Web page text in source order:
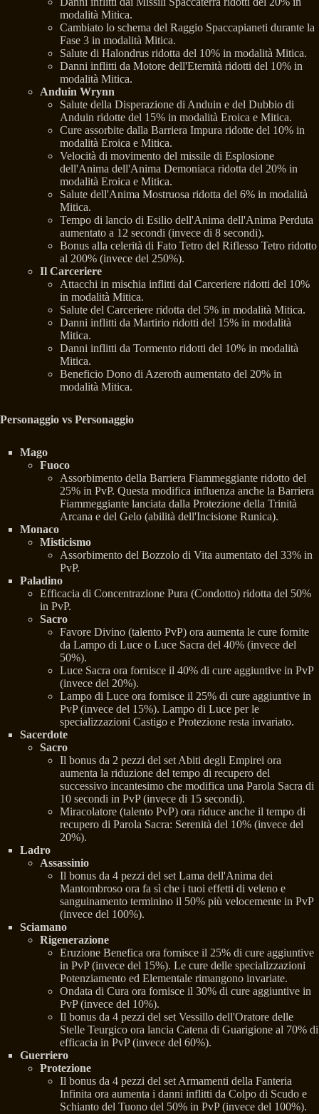
modalità Mitica.
Cambiato lo schema del Raggio Spaccapianeti durante la
Fase 3 in modalità Mitica.
Salute di Halondrus ridotta del 10% in modalità Mitica.
Danni inflitti da Motore dell'Eternità ridotti del 10% in
modalità Mitica.
Anduin Wrynn
Salute della Disperazione di Anduin e del Dubbio di
Anduin ridotte del 15% in modalità Eroica e Mitica.
Cure assorbite dalla Barriera Impura ridotte del 10% in
modalità Eroica e Mitica.
Velocità di movimento del missile di Esplosione
dell'Anima dell'Anima Demoniaca ridotta del 20% in
modalità Eroica e Mitica.
Salute dell'Anima Mostruosa ridotta del 6% in modalità
Mitica.
Tempo di lancio di Esilio dell'Anima dell'Anima Perduta
aumentato a 12 secondi (invece di 8 secondi).
Bonus alla celerità di Fato Tetro del Riflesso Tetro ridotto
al 200% (invece del 250%).
Il Carceriere
Attacchi in mischia inflitti dal Carceriere ridotti del 10%
in modalità Mitica.
Salute del Carceriere ridotta del 5% in modalità Mitica.
Danni inflitti da Martirio ridotti del 15% in modalità
Mitica.
Danni inflitti da Tormento ridotti del 10% in modalità
Mitica.
Beneficio Dono di Azeroth aumentato del 20% in
modalità Mitica.
Personaggio vs Personaggio
Mago
Fuoco
Assorbimento della Barriera Fiammeggiante ridotto del
25% in PvP. Questa modifica influenza anche la Barriera
Fiammeggiante lanciata dalla Protezione della Trinità
Arcana e del Gelo (abilità dell'Incisione Runica).
Monaco
Misticismo
Assorbimento del Bozzolo di Vita aumentato del 33% in
PvP.
Paladino
Efficacia di Concentrazione Pura (Condotto) ridotta del 50%
in PvP.
Sacro
Favore Divino (talento PvP) ora aumenta le cure fornite
da Lampo di Luce o Luce Sacra del 40% (invece del
50%).
Luce Sacra ora fornisce il 40% di cure aggiuntive in PvP
(invece del 20%).
Lampo di Luce ora fornisce il 25% di cure aggiuntive in
PvP (invece del 15%). Lampo di Luce per le
specializzazioni Castigo e Protezione resta invariato.
Sacerdote
Sacro
Il bonus da 2 pezzi del set Abiti degli Empirei ora
aumenta la riduzione del tempo di recupero del
successivo incantesimo che modifica una Parola Sacra di
10 secondi in PvP (invece di 15 secondi).
Miracolatore (talento PvP) ora riduce anche il tempo di
recupero di Parola Sacra: Serenità del 10% (invece del
20%).
Ladro
Assassinio
Il bonus da 4 pezzi del set Lama dell'Anima dei
Mantombroso ora fa sì che i tuoi effetti di veleno e
sanguinamento terminino il 50% più velocemente in PvP
(invece del 100%).
Sciamano
Rigenerazione
Eruzione Benefica ora fornisce il 25% di cure aggiuntive
in PvP (invece del 15%). Le cure delle specializzazioni
Potenziamento ed Elementale rimangono invariate.
Ondata di Cura ora fornisce il 30% di cure aggiuntive in
PvP (invece del 10%).
Il bonus da 4 pezzi del set Vessillo dell'Oratore delle
Stelle Teurgico ora lancia Catena di Guarigione al 70% di
efficacia in PvP (invece del 60%).
Guerriero
Protezione
Il bonus da 4 pezzi del set Armamenti della Fanteria
Infinita ora aumenta i danni inflitti da Colpo di Scudo e
Schianto del Tuono del 50% in PvP (invece del 100%).